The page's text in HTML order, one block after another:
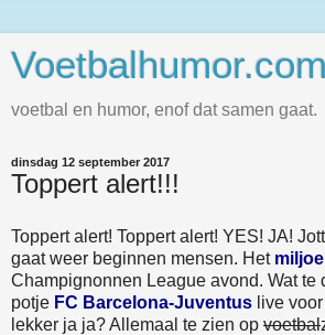
Voetbalhumor.com
voetbal en humor, enof dat samen gaat.
dinsdag 12 september 2017
Toppert alert!!!
Toppert alert! Toppert alert! YES! JA!
gaat weer beginnen mensen. Het
Champignonnen League avond. Wat te
potje FC Barcelona-Juventus live
lekker ja ja? Allemaal te zien op voetbal